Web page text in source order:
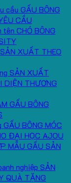
GẤU BÔNG
CẦU
CHÓ BÔNG
XUẤT THEO
SẢN XUẤT
DIỆN THƯƠNG
GẤU BÔNG
GẤU BÔNG MÓC
ĐẠI HỌC AJOU
MẪU GẤU SẢN
SẢN
QUÀ TẶNG